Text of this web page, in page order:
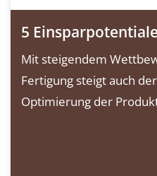
5
Mit steigendem
Fertigung steigt auch
Optimierung der